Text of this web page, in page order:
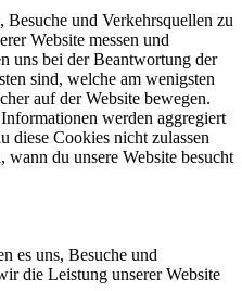
und Verkehrsquellen zu
Website messen und
uns bei der Beantwortung der
sind, welche am wenigsten
auf der Website bewegen.
werden aggregiert
diese Cookies nicht zulassen
du unsere Website besucht
es uns, Besuche und
die Leistung unserer Website